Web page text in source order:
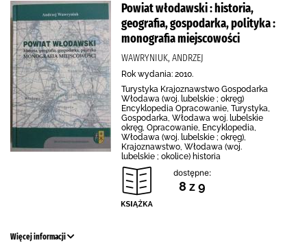
Powiat włodawski : historia,
geografia, gospodarka, polityka :
monografia miejscowości
WAWRYNIUK, ANDRZEJ
Rok wydania: 2010.
Turystyka Krajoznawstwo Gospodarka
Włodawa (woj. lubelskie ; okręg)
Encyklopedia Opracowanie, Turystyka,
Gospodarka, Włodawa woj. lubelskie
okręg, Opracowanie, Encyklopedia,
Włodawa (woj. lubelskie ; okręg),
Krajoznawstwo, Włodawa (woj.
lubelskie ; okolice) historia
dostępne:
8 z 9
Więcej informacji